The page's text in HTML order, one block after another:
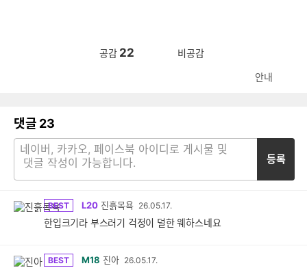
공감 22 비공감
안내
댓글 23
등록
BEST L20 진흙목욕 26.05.17.
한입크기라 부스러기 걱정이 덜한 웨하스네요
BEST M18 진아 26.05.17.